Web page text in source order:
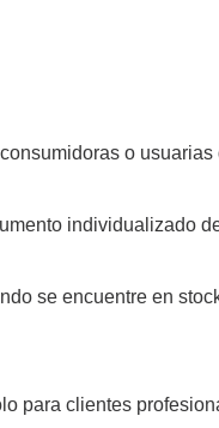
o usuarias
individualizado
se encuentre en
para clientes